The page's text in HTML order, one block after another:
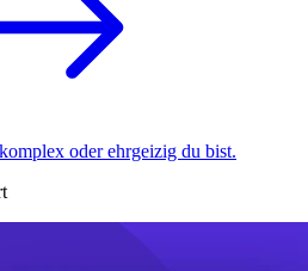
oder ehrgeizig du bist.